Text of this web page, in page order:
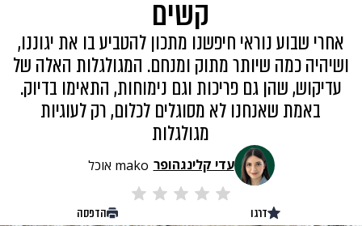
קשים
אחרי שבוע נוראי חיפשנו מתכון להטביע בו את יגוננו,
ושיהיה כמה שיותר מתוק ומנחם. המגולגלות האלה של
עדיקוש, שהן גם פריכות וגם נימוחות, התאימו בדיוק.
באמת שאנחנו לא מסוגלים לכלום, רק לעוגיות
מגולגלות
עדי קלינגהופר mako אוכל
דרגו הדפסה